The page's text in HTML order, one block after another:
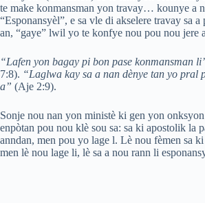
te make konmansman yon travay… kounye a
“Esponansyèl”, e sa vle di akselere travay sa
an, “gaye” lwil yo te konfye nou pou nou jere
“Lafen yon bagay pi bon pase konmansman
7:8). “Laglwa kay sa a nan dènye tan yo pral
a” (Aje 2:9).
Sonje nou nan yon ministè ki gen yon
enpòtan pou nou klè sou sa: sa ki apostolik la
anndan, men pou yo lage l. Lè nou fèmen sa
men lè nou lage li, lè sa a nou rann li